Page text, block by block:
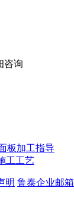
咨询
板加工指导
工工艺
明 鲁泰企业邮箱